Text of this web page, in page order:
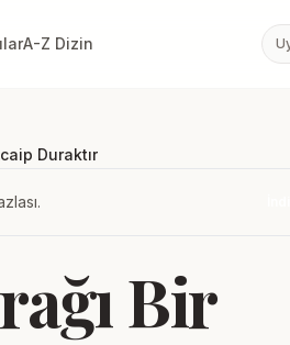
A-Z Dizin
Duraktır
Bir